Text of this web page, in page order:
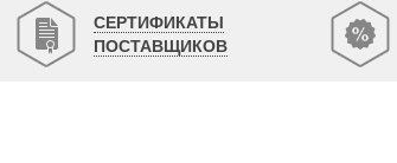
СЕРТИФИКАТЫ
ПОСТАВЩИКОВ